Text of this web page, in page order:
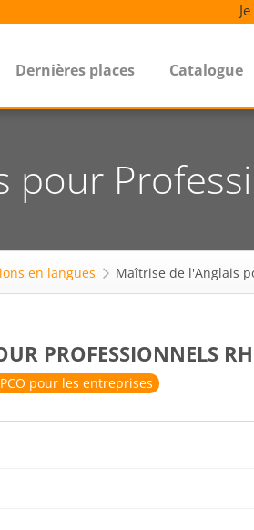
Dernières places Catalogue
pour
en langues Maîtrise de l'Anglais
PROFESSIONNELS RH
pour les entreprises